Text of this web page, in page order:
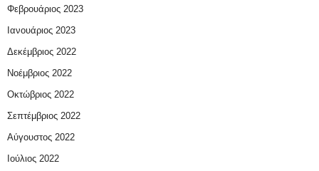
Φεβρουάριος 2023
Ιανουάριος 2023
Δεκέμβριος 2022
Νοέμβριος 2022
Οκτώβριος 2022
Σεπτέμβριος 2022
Αύγουστος 2022
Ιούλιος 2022